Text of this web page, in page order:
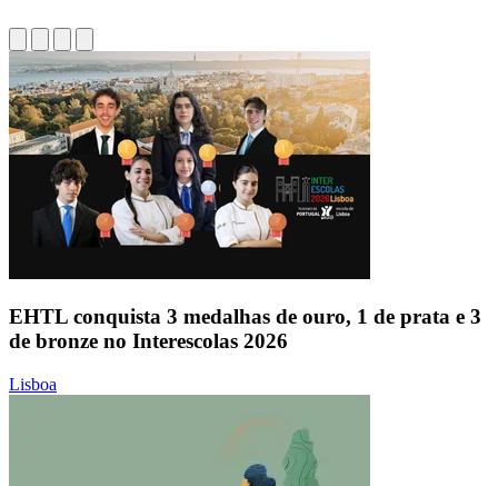
EHTL conquista 3 medalhas de ouro, 1 de prata e 3
de bronze no Interescolas 2026
Lisboa